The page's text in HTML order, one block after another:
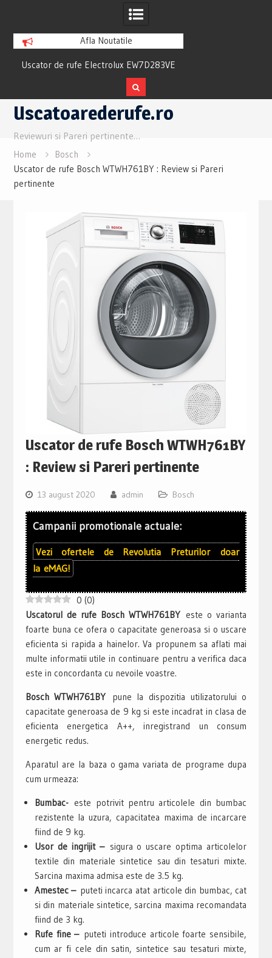
Afla Noutatile
Uscator de rufe Electrolux EW7D283VE
Review si Pareri utile
Skip
content
Uscatoarederufe.ro
Reviewuri si Pareri pertinente…
Home
Bosch
Uscator de rufe Bosch WTWH761BY : Review si Pareri
pertinente
Uscator de rufe Bosch WTWH761BY
: Review si Pareri pertinente
13 august 2020 admin Bosch
Campanii promotionale actuale:
Vezi ofertele de Revolutia Preturilor
doar
la eMAG!
0 (0)
Uscatorul de rufe Bosch WTWH761BY este o varianta
foarte buna ce ofera o capacitate generoasa si o uscare
eficienta si rapida a hainelor. Va propunem sa aflati mai
multe informatii utile in continuare pentru a verifica daca
este in concordanta cu nevoile voastre.
Bosch WTWH761BY pune la dispozitia utilizatorului o
capacitate generoasa de 9 kg si este incadrat in clasa de
eficienta energetica A++, inregistrand un consum
energetic redus.
Aparatul are la baza o gama variata de programe dupa
cum urmeaza:
Bumbac- este potrivit pentru articolele din bumbac
rezistente la uzura, capacitatea maxima de incarcare
fiind de 9 kg.
Usor de ingrijit – sigura o uscare optima articolelor
textile din materiale sintetice sau din tesaturi mixte.
Sarcina maxima admisa este de 3.5 kg.
Amestec – puteti incarca atat articole din bumbac, cat
si din materiale sintetice, sarcina maxima recomandata
fiind de 3 kg.
Rufe fine – puteti introduce articole foarte sensibile,
cum ar fi cele din satin, sintetice sau tesaturi mixte,